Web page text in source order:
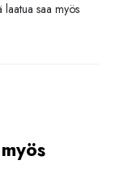
saa myös